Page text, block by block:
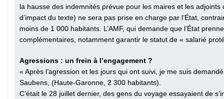
la hausse des indemnités prévue pour les maires et les
d’impact du texte) ne sera pas prise en charge par l’État,
moins de 1 000 habitants. L’AMF, qui demande que l’État
complémentaires, notamment garantir le statut de « salarié
Agressions : un frein à l’engagement ?
« Après l’agression et les jours qui ont suivi, je me suis
Saubens, (Haute-Garonne, 2 300 habitants).
C’était le 28 juillet dernier, des gens du voyage essayaient de